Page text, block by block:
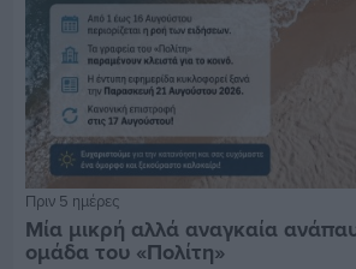
Πριν 5 ημέρες
Μία μικρή αλλά αναγκαία
ομάδα του «Πολίτη»